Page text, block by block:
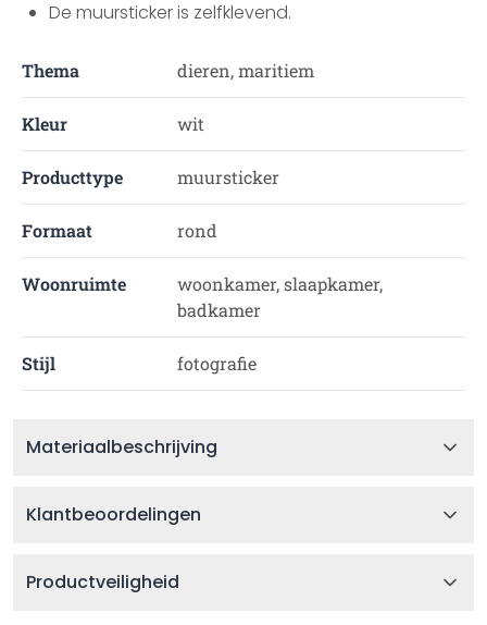
De muursticker is zelfklevend.
Thema dieren, maritiem
Kleur wit
Producttype muursticker
Formaat rond
Woonruimte
woonkamer, slaapkamer,
badkamer
Stijl fotografie
Materiaalbeschrijving
Klantbeoordelingen
Productveiligheid